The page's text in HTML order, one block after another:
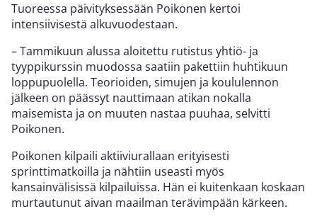
Tuoreessa päivityksessään Poikonen kertoi
intensiivisestä alkuvuodestaan.
– Tammikuun alussa aloitettu rutistus yhtiö- ja
tyyppikurssin muodossa saatiin pakettiin huhtikuun
loppupuolella. Teorioiden, simujen ja koululennon
jälkeen on päässyt nauttimaan atikan nokalla
maisemista ja on muuten nastaa puuhaa, selvitti
Poikonen.
Poikonen kilpaili aktiiviurallaan erityisesti
sprinttimatkoilla ja nähtiin useasti myös
kansainvälisissä kilpailuissa. Hän ei kuitenkaan koskaan
murtautunut aivan maailman terävimpään kärkeen.